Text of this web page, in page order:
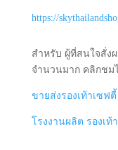
https://
สำหรับ ผู้ที่สนใจสั่ง
จำนวนมาก คลิกชม
ขายส่งรองเท้าเซฟตี้
โรงงานผลิต รองเท้